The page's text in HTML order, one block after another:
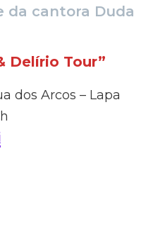
da cantora Duda
Delírio Tour”
dos Arcos – Lapa